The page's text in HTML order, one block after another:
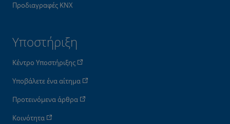
Προδιαγραφές KNX
Υποστήριξη
Κέντρο Υποστήριξης
Υποβάλετε ένα αίτημα
Προτεινόμενα άρθρα
Κοινότητα